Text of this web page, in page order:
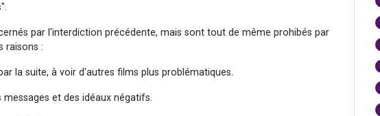
par l'interdiction précédente, mais sont tout de même prohibés par
raisons :
la suite, à voir d'autres films plus problématiques.
et des idéaux négatifs.